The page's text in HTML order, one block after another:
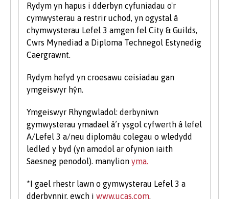
Rydym yn hapus i dderbyn cyfuniadau o'r
cymwysterau a restrir uchod, yn ogystal â
chymwysterau Lefel 3 amgen fel City & Guilds,
Cwrs Mynediad a Diploma Technegol Estynedig
Caergrawnt.
Rydym hefyd yn croesawu ceisiadau gan
ymgeiswyr hŷn.
Ymgeiswyr Rhyngwladol: derbyniwn
gymwysterau ymadael â’r ysgol cyfwerth â lefel
A/Lefel 3 a/neu diplomâu colegau o wledydd
ledled y byd (yn amodol ar ofynion iaith
Saesneg penodol). manylion yma.
*I gael rhestr lawn o gymwysterau Lefel 3 a
dderbynnir, ewch i www.ucas.com